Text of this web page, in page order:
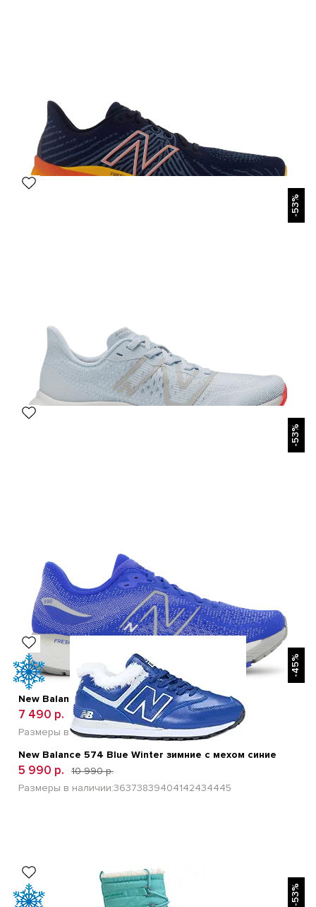
-53%
-53%
New Balance W880H12 Голубой
7 490 р.
15 900 р.
Размеры в наличии:41 4243 4445
-45%
New Balance 574 Blue Winter зимние с мехом синие
5 990 р.
10 990 р.
Размеры в наличии:36373839404142434445
БЫСТРЫЙ ПРОСМОТР
-53%